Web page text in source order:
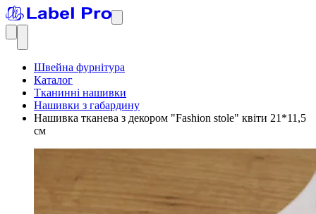
Швейна фурнітура
Каталог
Тканинні нашивки
Нашивки з габардину
Нашивка тканева з декором "Fashion stole" квіти 21*11,5
см